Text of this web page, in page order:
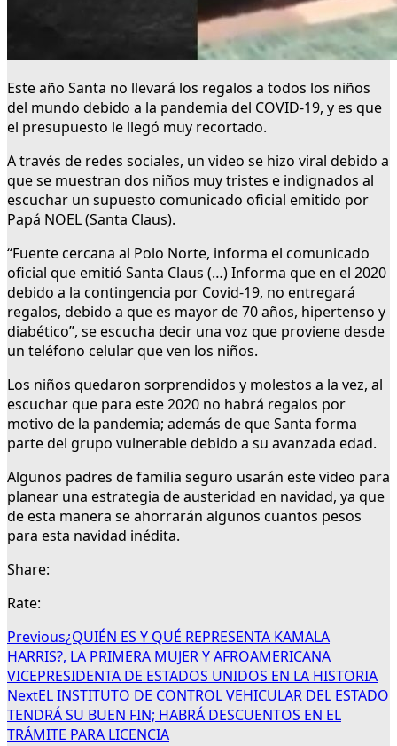
Este año Santa no llevará los regalos a todos los niños
del mundo debido a la pandemia del COVID-19, y es que
el presupuesto le llegó muy recortado.
A través de redes sociales, un video se hizo viral debido a
que se muestran dos niños muy tristes e indignados al
escuchar un supuesto comunicado oficial emitido por
Papá NOEL (Santa Claus).
“Fuente cercana al Polo Norte, informa el comunicado
oficial que emitió Santa Claus (…) Informa que en el 2020
debido a la contingencia por Covid-19, no entregará
regalos, debido a que es mayor de 70 años, hipertenso y
diabético”, se escucha decir una voz que proviene desde
un teléfono celular que ven los niños.
Los niños quedaron sorprendidos y molestos a la vez, al
escuchar que para este 2020 no habrá regalos por
motivo de la pandemia; además de que Santa forma
parte del grupo vulnerable debido a su avanzada edad.
Algunos padres de familia seguro usarán este video para
planear una estrategia de austeridad en navidad, ya que
de esta manera se ahorrarán algunos cuantos pesos
para esta navidad inédita.
Share:
Rate:
Previous¿QUIÉN ES Y QUÉ REPRESENTA KAMALA
HARRIS?, LA PRIMERA MUJER Y AFROAMERICANA
VICEPRESIDENTA DE ESTADOS UNIDOS EN LA HISTORIA
NextEL INSTITUTO DE CONTROL VEHICULAR DEL ESTADO
TENDRÁ SU BUEN FIN; HABRÁ DESCUENTOS EN EL
TRÁMITE PARA LICENCIA